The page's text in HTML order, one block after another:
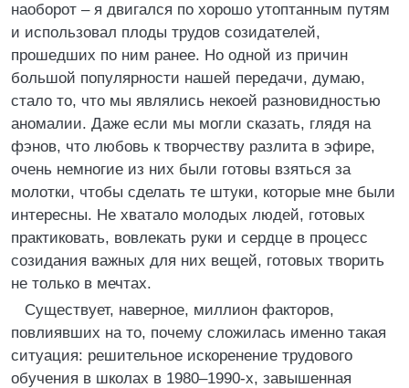
наоборот – я двигался по хорошо утоптанным путям
и использовал плоды трудов созидателей,
прошедших по ним ранее. Но одной из причин
большой популярности нашей передачи, думаю,
стало то, что мы являлись некоей разновидностью
аномалии. Даже если мы могли сказать, глядя на
фэнов, что любовь к творчеству разлита в эфире,
очень немногие из них были готовы взяться за
молотки, чтобы сделать те штуки, которые мне были
интересны. Не хватало молодых людей, готовых
практиковать, вовлекать руки и сердце в процесс
созидания важных для них вещей, готовых творить
не только в мечтах.
Существует, наверное, миллион факторов,
повлиявших на то, почему сложилась именно такая
ситуация: решительное искоренение трудового
обучения в школах в 1980–1990-х, завышенная